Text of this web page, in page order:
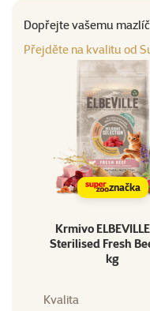
Dopřejte vašemu
Přejděte na kvalitu od
značka
Krmivo
Sterilised Fresh
kg
Kvalita